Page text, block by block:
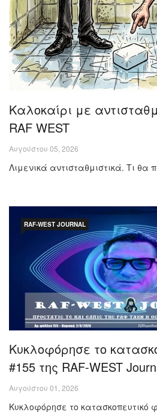
Καλοκαίρι με
RAF WEST
Αυγούστου 05, 2026
Λιμενικά αντισταθμιστικά. Τι
RAF-WEST JOURNAL
Κυκλοφόρησε το
#155 της RAF-WEST
Αυγούστου 01, 2026
Κυκλοφόρησε το κατασκοπευτικό